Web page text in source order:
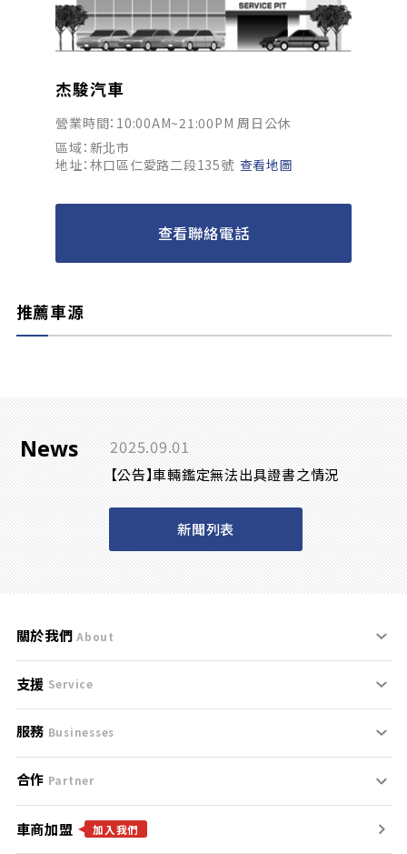
杰駿汽車
營業時間：10:00AM~21:00PM 周日公休
區域：新北市
地址：林口區仁愛路二段135號 查看地圖
查看聯絡電話
推薦車源
News 2025.09.01
【公告】車輛鑑定無法出具證書之情況
新聞列表
關於我們 About
刊登規範
服務條款
免責聲明
隱私權政策
支援 Service
支援中心
聯絡我們
服務 Businesses
什麼是Goo鑑定？
找好車
合作 Partner
合作夥伴
車商加盟 加入我們